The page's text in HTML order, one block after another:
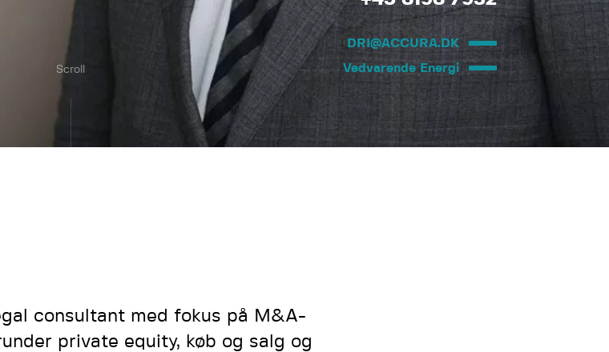
DRI@ACCURA.DK
Vedvarende Energi
Scroll
consultant med fokus på M&A-
private equity, køb og salg og